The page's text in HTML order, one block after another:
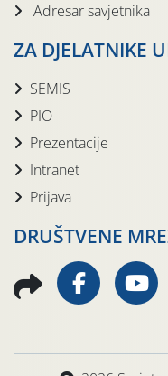
Adresar savjetnika
ZA DJELATNIKE
SEMIS
PIO
Prezentacije
Intranet
Prijava
DRUŠTVENE